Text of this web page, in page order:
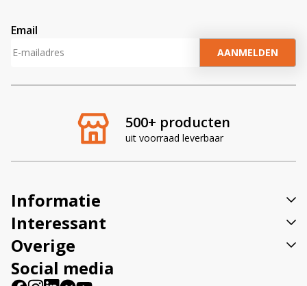
500+ producten
uit voorraad leverbaar
Email
A
t
:
Informatie
Interessant
Overige
Social media